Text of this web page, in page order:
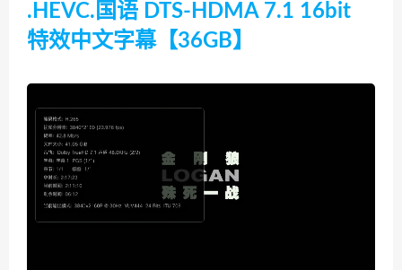
.HEVC.国语 DTS-HDMA 7.1 16bit
特效中文字幕【36GB】